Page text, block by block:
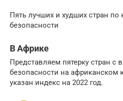
Пять лучших и худших стран по
безопасности
В Африке
Представляем пятерку стран с
безопасности на африканском
указан индекс на 2022 год.